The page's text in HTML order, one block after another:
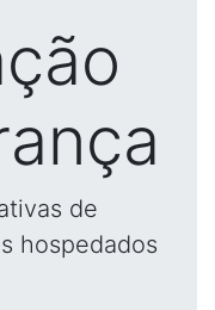
de
hospedados